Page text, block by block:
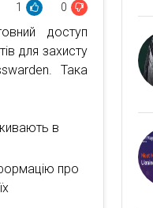
1 0
доступ
для захисту
Така
в
про